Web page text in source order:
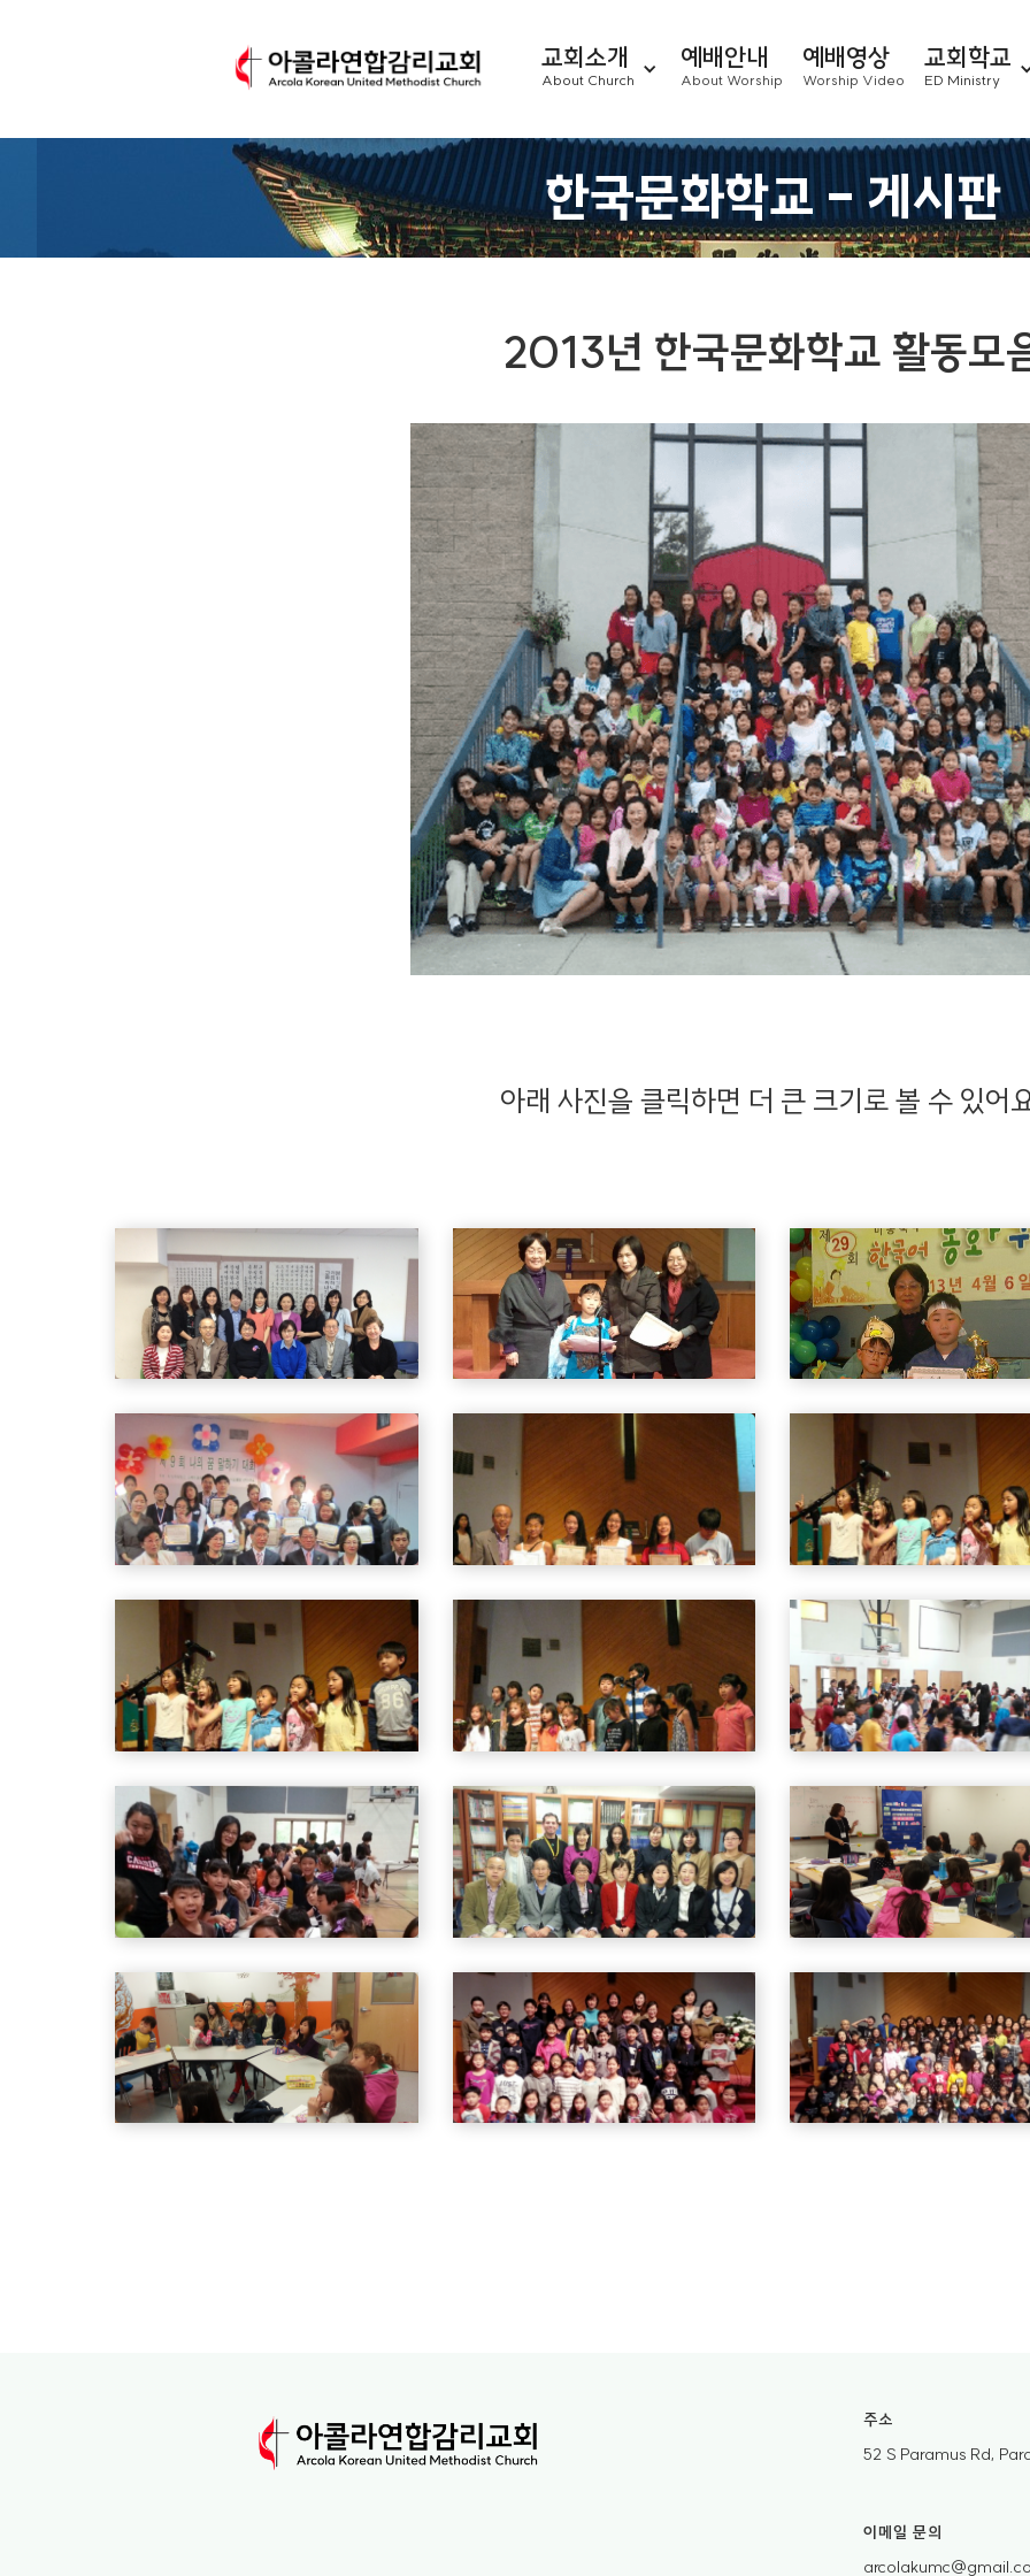
교회소개
About Church
예배안내
About Worship
예배영상
Worship Video
교회학교
ED Ministry
한국문화학교 - 게시판
2013년 한국문화학교 활동모
아래 사진을 클릭하면 더 큰 크기로 볼 수 있어
주소
52 S Paramus Rd,
이메일 문의